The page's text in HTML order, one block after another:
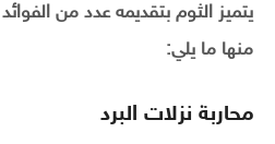
يتميز الثوم بتقديمه عدد من
منها ما يلي:
محاربة نزلات البرد